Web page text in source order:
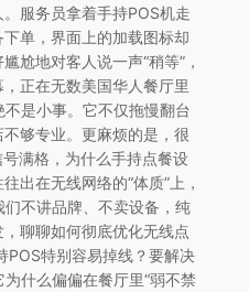
服务员拿着手持POS机走
单，界面上的加载图标却
地对客人说一声“稍等”，
正在无数美国华人餐厅里
不是小事。它不仅拖慢翻台
够专业。更麻烦的是，很
满格，为什么手持点餐设
出在无线网络的“体质”上，
不讲品牌、不卖设备，纯
聊聊如何彻底优化无线点
POS特别容易掉线？要解决
什么偏偏在餐厅里“弱不禁